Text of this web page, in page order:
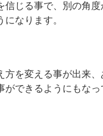
信じる事で、別の角
になります。
方を変える事が出来、
ができるようにもなっ